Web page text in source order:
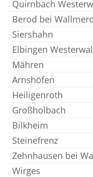
Quirnbach
Berod bei
Siershahn
Elbingen
Mähren
Arnshöfen
Heiligenroth
Großholbach
Bilkheim
Steinefrenz
Zehnhausen bei
Wirges